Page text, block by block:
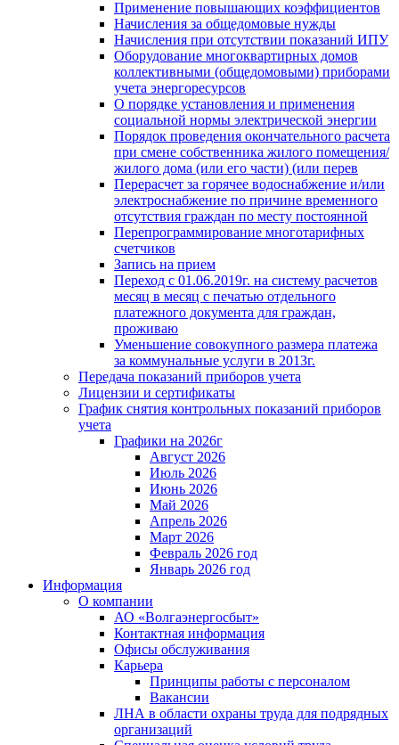
Применение повышающих коэффициентов
Начисления за общедомовые нужды
Начисления при отсутствии показаний ИПУ
Оборудование многоквартирных домов
коллективными (общедомовыми) приборами
учета энергоресурсов
О порядке установления и применения
социальной нормы электрической энергии
Порядок проведения окончательного расчета
при смене собственника жилого помещения/
жилого дома (или его части) (или перев
Перерасчет за горячее водоснабжение и/или
электроснабжение по причине временного
отсутствия граждан по месту постоянной
Перепрограммирование многотарифных
счетчиков
Запись на прием
Переход с 01.06.2019г. на систему расчетов
месяц в месяц с печатью отдельного
платежного документа для граждан,
проживаю
Уменьшение совокупного размера платежа
за коммунальные услуги в 2013г.
Передача показаний приборов учета
Лицензии и сертификаты
График снятия контрольных показаний приборов
учета
Графики на 2026г
Август 2026
Июль 2026
Июнь 2026
Май 2026
Апрель 2026
Март 2026
Февраль 2026 год
Январь 2026 год
Информация
О компании
АО «Волгаэнергосбыт»
Контактная информация
Офисы обслуживания
Карьера
Принципы работы с персоналом
Вакансии
ЛНА в области охраны труда для подрядных
организаций